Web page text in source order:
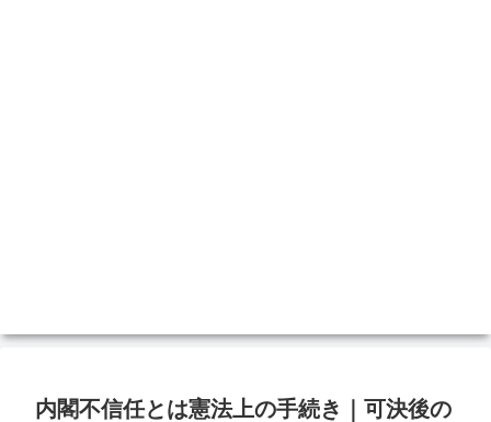
内閣不信任とは憲法上の手続き｜可決後の